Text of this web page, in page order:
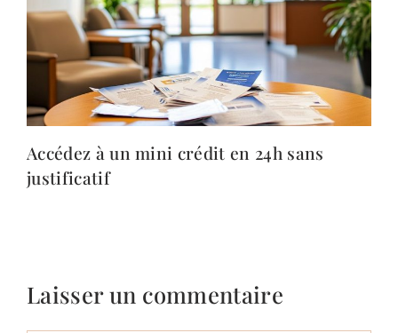
Accédez à un mini crédit en 24h sans
justificatif
Laisser un commentaire